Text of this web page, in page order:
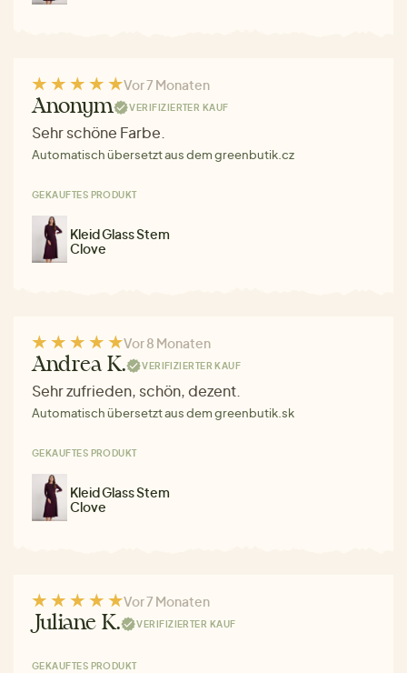
Vor 7 Monaten
Anonym VERIFIZIERTER KAUF
Sehr schöne Farbe.
Automatisch übersetzt aus dem greenbutik.cz
GEKAUFTES PRODUKT
Kleid Glass Stem
Clove
Vor 8 Monaten
Andrea K. VERIFIZIERTER KAUF
Sehr zufrieden, schön, dezent.
Automatisch übersetzt aus dem greenbutik.sk
GEKAUFTES PRODUKT
Kleid Glass Stem
Clove
Vor 7 Monaten
Juliane K. VERIFIZIERTER KAUF
GEKAUFTES PRODUKT